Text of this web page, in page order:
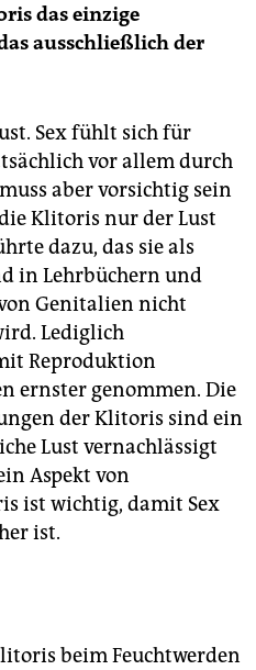
das einzige
ausschließlich der
Sex fühlt sich für
vor allem durch
aber vorsichtig sein
Klitoris nur der Lust
dazu, das sie als
in Lehrbüchern und
Genitalien nicht
Lediglich
Reproduktion
ernster genommen. Die
der Klitoris sind ein
Lust vernachlässigt
Aspekt von
ist wichtig, damit Sex
ist.
beim Feuchtwerden